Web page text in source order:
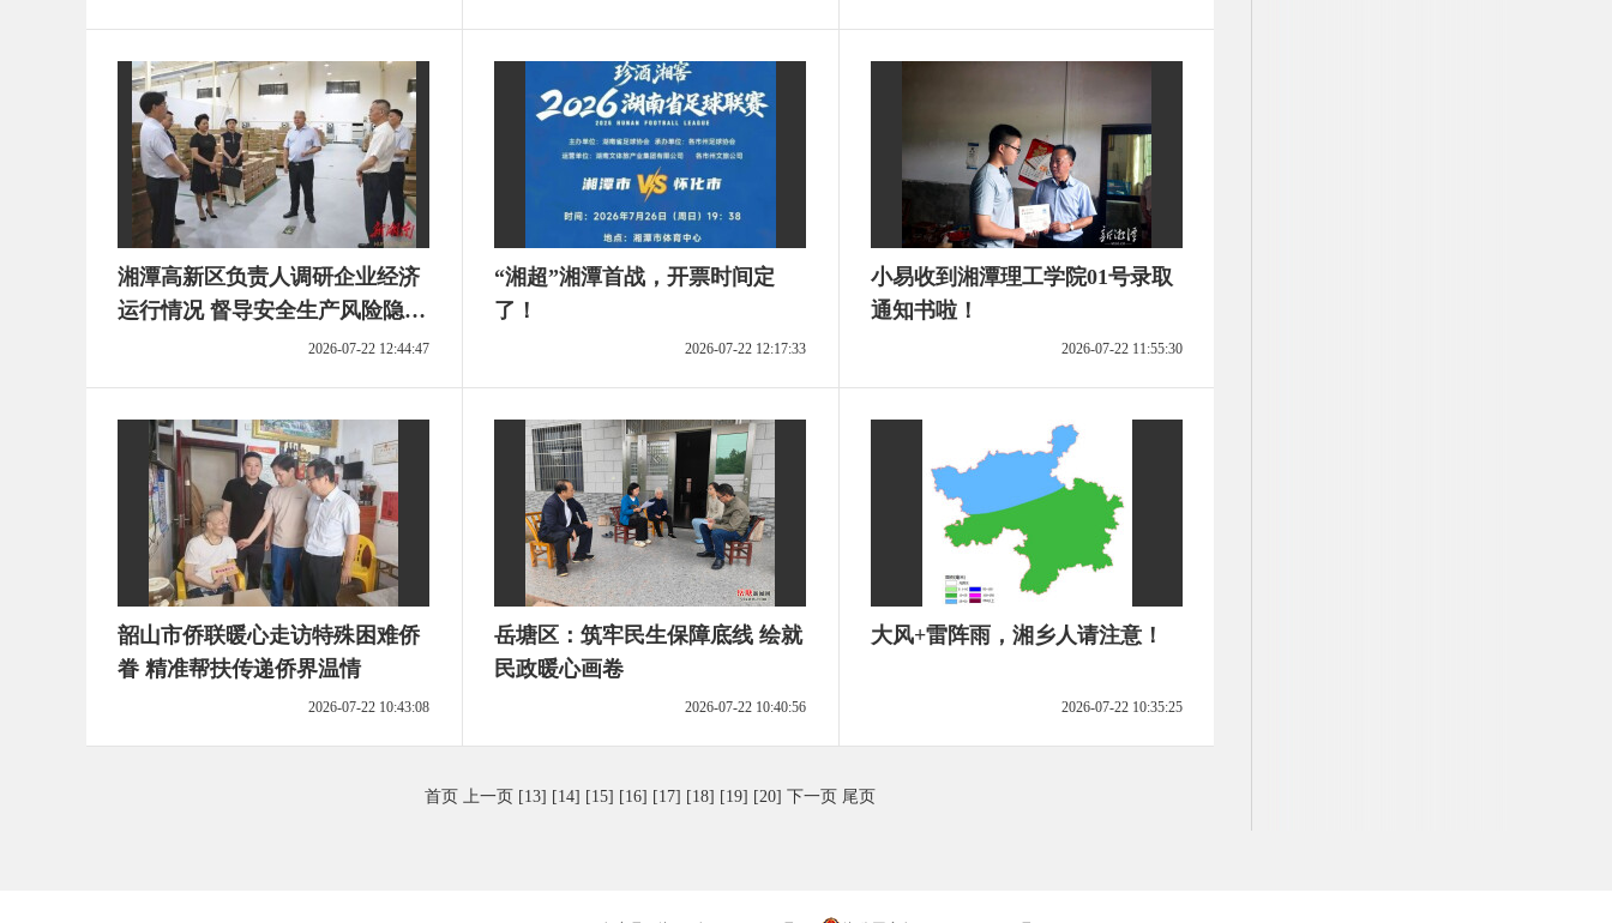
湘潭高新区负责人调研企业经济
运行情况 督导安全生产风险隐患
2026-07-22 12:44:47
“湘超”湘潭首战，开票时间定
了！
2026-07-22 12:17:33
小易收到湘潭理工学院01号录取
通知书啦！
2026-07-22 11:55:30
韶山市侨联暖心走访特殊困难侨
眷 精准帮扶传递侨界温情
2026-07-22 10:43:08
岳塘区：筑牢民生保障底线 绘就
民政暖心画卷
2026-07-22 10:40:56
大风+雷阵雨，湘乡人请注意！
2026-07-22 10:35:25
首页 上一页 [13] [14] [15] [16] [17] [18] [19] [20] 下一页 尾页